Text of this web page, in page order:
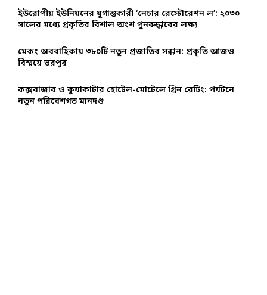
ইউরোপীয় ইউনিয়নের যুগান্তকারী ‘নেচার রেস্টোরেশন ল’: ২০৩০
সালের মধ্যে প্রকৃতির বিশাল অংশ পুনরুদ্ধারের লক্ষ্য
মেকং অববাহিকায় ৩৮০টি নতুন প্রজাতির সন্ধান: প্রকৃতি আজও
বিস্ময়ে ভরপুর
কক্সবাজার ও কুয়াকাটার হোটেল-মোটেলে গ্রিন রেটিং: পর্যটনে
নতুন পরিবেশগত মানদণ্ড